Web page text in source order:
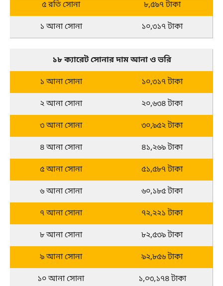
৫ রতি সোনা
৮,৫৯৭ টাকা
১ আনা সোনা
১০,৩১৭ টাকা
১৮ ক্যারেট সোনার দাম আনা ও ভরি
১ আনা সোনা
১০,৩১৭ টাকা
২ আনা সোনা
২০,৬৩৪ টাকা
৩ আনা সোনা
৩০,৯৫২ টাকা
৪ আনা সোনা
৪১,২৬৯ টাকা
৫ আনা সোনা
৫১,৫৮৭ টাকা
৬ আনা সোনা
৬০,১৮৫ টাকা
৭ আনা সোনা
৭২,২২১ টাকা
৮ আনা সোনা
৮২,৫৩৯ টাকা
৯ আনা সোনা
৯২,৮৫৬ টাকা
১০ আনা সোনা
১,০৩,১৭৪ টাকা